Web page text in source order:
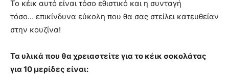
Το κέικ αυτό είναι τόσο εθιστικό και η συνταγή
τόσο… επικίνδυνα εύκολη που θα σας στείλει κατευθείαν
στην κουζίνα!
Τα υλικά που θα χρειαστείτε για το κέικ σοκολάτας
για 10 μερίδες είναι: